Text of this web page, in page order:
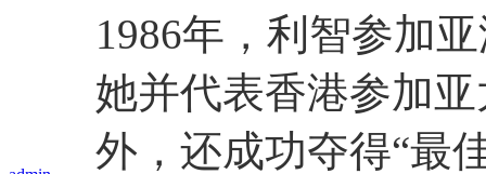
1986年，利智参加
她并代表香港参加
外，还成功夺得“最